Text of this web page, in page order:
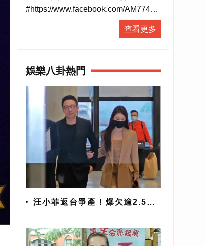
#https://www.facebook.com/AM774
#https://www.facebook.com/AnybodyHereA...
每週日晚上11點歡迎收聽台灣廣播
你的每星期。
#開啟直播小鈴鐺不漏掉最新消息
查看更多
娛樂八卦熱門
汪小菲返台爭產！爆欠逾2.5億